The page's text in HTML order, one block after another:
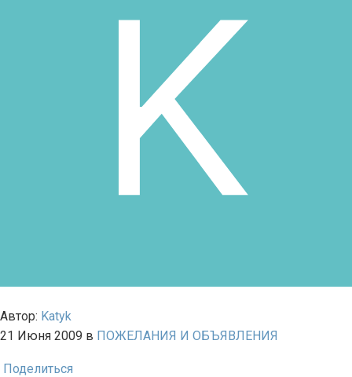
Автор: Katyk
21 Июня 2009 в ПОЖЕЛАНИЯ И ОБЪЯВЛЕНИЯ
Поделиться